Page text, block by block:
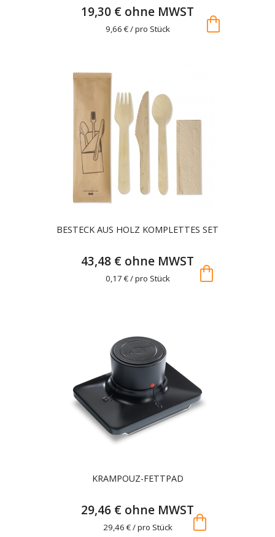
19,30 € ohne MWST
9,66 € / pro Stück shopping_bag
BESTECK AUS HOLZ KOMPLETTES SET
43,48 € ohne MWST
0,17 € / pro Stück shopping_bag
KRAMPOUZ-FETTPAD
29,46 € ohne MWST
29,46 € / pro Stück shopping_bag